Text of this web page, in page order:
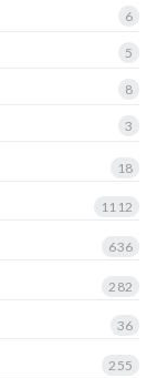
6
5
8
3
18
1112
636
282
36
255